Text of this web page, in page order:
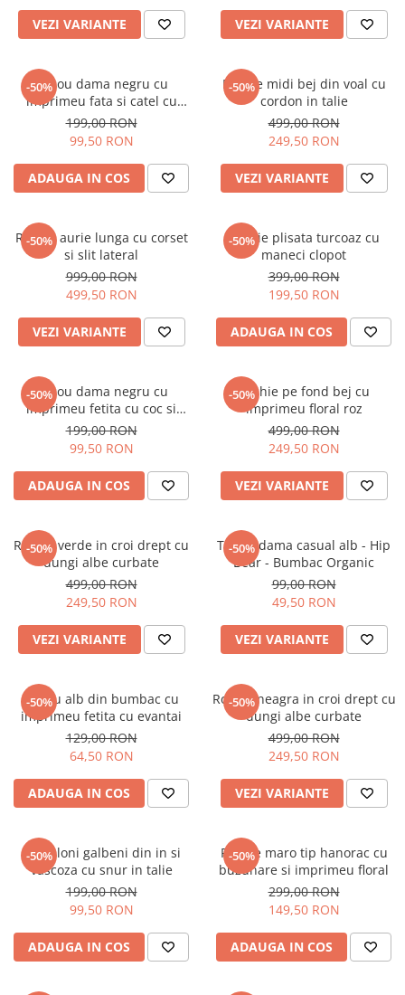
VEZI VARIANTE VEZI VARIANTE
-50%
Tricou dama negru cu
imprimeu fata si catel cu
ochelari
199,00 RON
99,50 RON
ADAUGA IN COS
-50%
Rochie midi bej din voal cu
cordon in talie
499,00 RON
249,50 RON
VEZI VARIANTE
-50%
Rochie aurie lunga cu corset
si slit lateral
999,00 RON
499,50 RON
VEZI VARIANTE
-50%
Rochie plisata turcoaz cu
maneci clopot
399,00 RON
199,50 RON
ADAUGA IN COS
-50%
Tricou dama negru cu
imprimeu fetita cu coc si
ochelari albastrii
199,00 RON
99,50 RON
ADAUGA IN COS
-50%
Rochie pe fond bej cu
imprimeu floral roz
499,00 RON
249,50 RON
VEZI VARIANTE
-50%
Rochie verde in croi drept cu
dungi albe curbate
499,00 RON
249,50 RON
VEZI VARIANTE
-50%
Tricou dama casual alb - Hip
Bear - Bumbac Organic
99,00 RON
49,50 RON
VEZI VARIANTE
-50%
Tricou alb din bumbac cu
imprimeu fetita cu evantai
129,00 RON
64,50 RON
ADAUGA IN COS
-50%
Rochie neagra in croi drept cu
dungi albe curbate
499,00 RON
249,50 RON
VEZI VARIANTE
-50%
Pantaloni galbeni din in si
vascoza cu snur in talie
199,00 RON
99,50 RON
ADAUGA IN COS
-50%
Rochie maro tip hanorac cu
buzunare si imprimeu floral
299,00 RON
149,50 RON
ADAUGA IN COS